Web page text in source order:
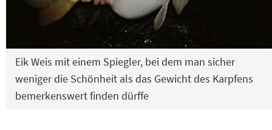
Eik Weis mit einem Spiegler, bei dem man sicher
weniger die Schönheit als das Gewicht des Karpfens
bemerkenswert finden dürffe